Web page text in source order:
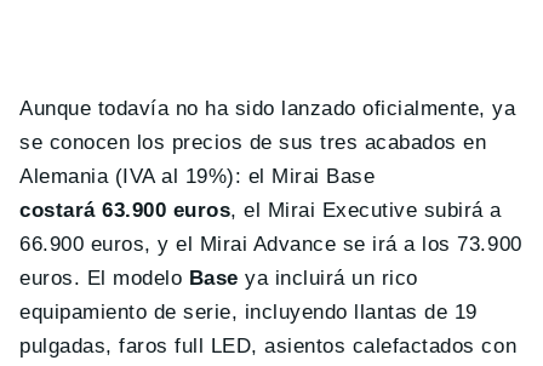
Aunque todavía no ha sido lanzado oficialmente, ya
se conocen los precios de sus tres acabados en
Alemania (IVA al 19%): el Mirai Base
costará 63.900 euros, el Mirai Executive subirá a
66.900 euros, y el Mirai Advance se irá a los 73.900
euros. El modelo Base ya incluirá un rico
equipamiento de serie, incluyendo llantas de 19
pulgadas, faros full LED, asientos calefactados con